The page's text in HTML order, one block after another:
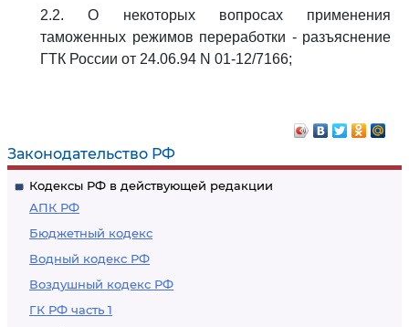
Законодательство РФ
Кодексы РФ в действующей редакции
АПК РФ
Бюджетный кодекс
Водный кодекс РФ
Воздушный кодекс РФ
ГК РФ часть 1
2.2. О некоторых вопросах применения
таможенных режимов переработки - разъяснение
ГТК России от 24.06.94 N 01-12/7166;